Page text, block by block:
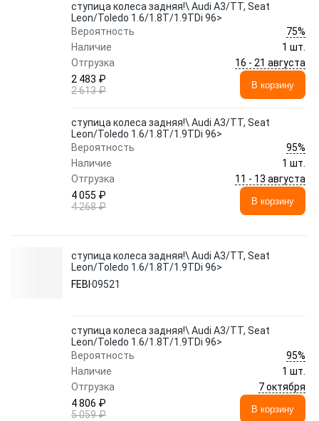
ступица колеса задняя!\ Audi A3/TT, Seat
Leon/Toledo 1.6/1.8T/1.9TDi 96>
Вероятность
75%
Наличие
1 шт.
Отгрузка
16 - 21 августа
2 483 ₽
2 613 ₽
В корзину
ступица колеса задняя!\ Audi A3/TT, Seat
Leon/Toledo 1.6/1.8T/1.9TDi 96>
Вероятность
95%
Наличие
1 шт.
Отгрузка
11 - 13 августа
4 055 ₽
4 268 ₽
В корзину
ступица колеса задняя!\ Audi A3/TT, Seat
Leon/Toledo 1.6/1.8T/1.9TDi 96>
FEBI 09521
ступица колеса задняя!\ Audi A3/TT, Seat
Leon/Toledo 1.6/1.8T/1.9TDi 96>
Вероятность
95%
Наличие
1 шт.
Отгрузка
7 октября
4 806 ₽
5 059 ₽
В корзину